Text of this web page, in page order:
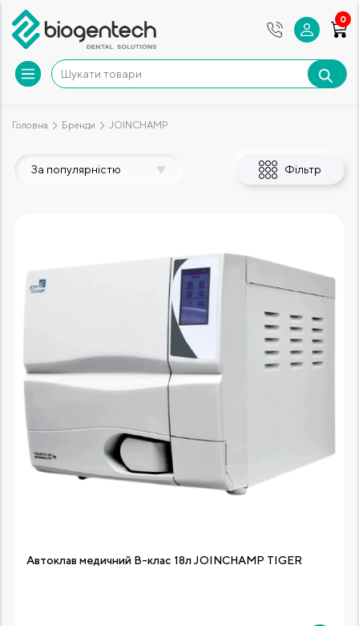
0
Головна Бренди JOINCHAMP
За популярністю Фільтр
Автоклав медичний В-клас 18л JOINCHAMP TIGER